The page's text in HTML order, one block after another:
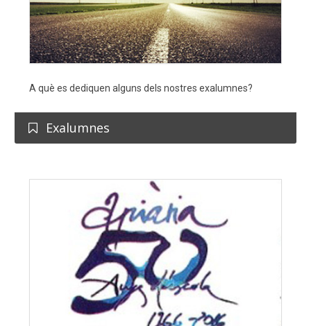
A què es dediquen alguns dels nostres exalumnes?
Exalumnes